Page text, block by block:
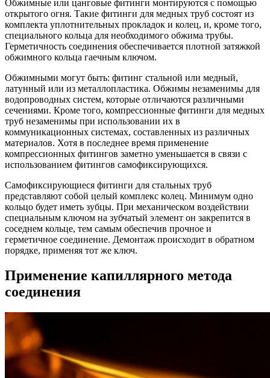
Обжимные или цанговые фитинги монтируются с помощью
открытого огня. Такие фитинги для медных труб состоят из
комплекта уплотнительных прокладок и колец, и, кроме того,
специального кольца для необходимого обжима трубы.
Герметичность соединения обеспечивается плотной затяжкой
обжимного кольца гаечным ключом.
Обжимными могут быть: фитинг стальной или медный,
латунный или из металлопластика. Обжимы незаменимы для
водопроводных систем, которые отличаются различными
сечениями. Кроме того, компрессионные фитинги для медных
труб незаменимы при использовании их в
коммуникационных системах, составленных из различных
материалов. Хотя в последнее время применение
компрессионных фитингов заметно уменьшается в связи с
использованием фитингов самофиксирующихся.
Самофиксирующиеся фитинги для стальных труб
представляют собой целый комплекс колец. Минимум одно
кольцо будет иметь зубцы. При механическом воздействии
специальным ключом на зубчатый элемент он закрепится в
соседнем кольце, тем самым обеспечив прочное и
герметичное соединение. Демонтаж происходит в обратном
порядке, применяя тот же ключ.
Применение капиллярного метода
соединения